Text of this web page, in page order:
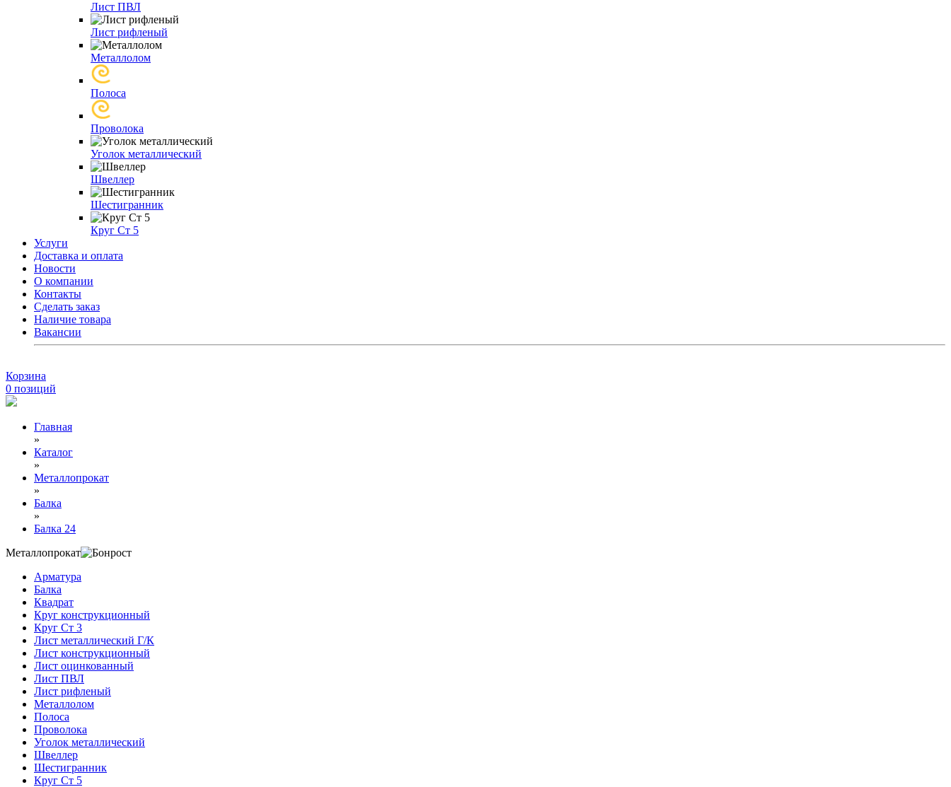
Лист ПВЛ
Лист рифленый
Металлолом
Полоса
Проволока
Уголок металлический
Швеллер
Шестигранник
Круг Ст 5
Услуги
Доставка и оплата
Новости
О компании
Контакты
Сделать заказ
Наличие товара
Вакансии
Корзина
0 позиций
Главная
»
Каталог
»
Металлопрокат
»
Балка
»
Балка 24
Металлопрокат
Арматура
Балка
Квадрат
Круг конструкционный
Круг Ст 3
Лист металлический Г/К
Лист конструкционный
Лист оцинкованный
Лист ПВЛ
Лист рифленый
Металлолом
Полоса
Проволока
Уголок металлический
Швеллер
Шестигранник
Круг Ст 5